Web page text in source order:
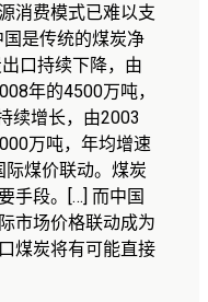
消费模式已难以支
国是传统的煤炭净
口持续下降，由
年的4500万吨，
续增长，由2003
万吨，年均增速
际煤价联动。煤炭
手段。
[…] 而中国
市场价格联动成为
煤炭将有可能直接